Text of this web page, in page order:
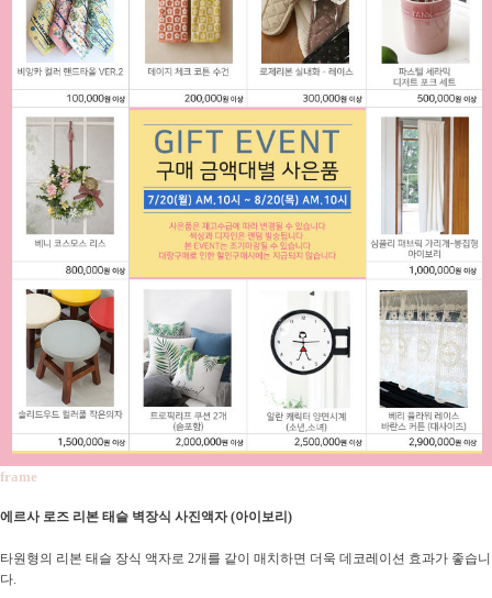
frame
에르사 로즈 리본 태슬 벽장식 사진액자 (아이보리)
타원형의 리본 태슬 장식 액자로 2개를 같이 매치하면 더욱 데코레이션 효과가 좋습니
다.